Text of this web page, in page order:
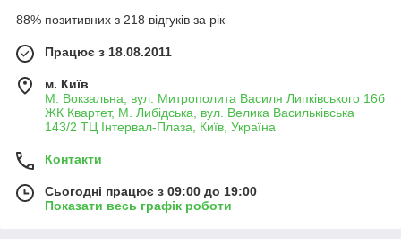
88% позитивних з 218 відгуків за рік
Працює з 18.08.2011
м. Київ
М. Вокзальна, вул. Митрополита Василя Липківського 16б
ЖК Квартет, М. Либідська, вул. Велика Васильківська
143/2 ТЦ Інтервал-Плаза, Київ, Україна
Контакти
Сьогодні працює з 09:00 до 19:00
Показати весь графік роботи